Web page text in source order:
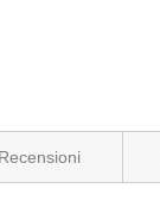
Recensioni